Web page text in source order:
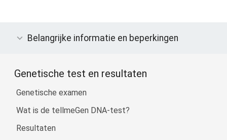
Belangrijke informatie en beperkingen
Genetische test en resultaten
Genetische examen
Wat is de tellmeGen DNA-test?
Resultaten